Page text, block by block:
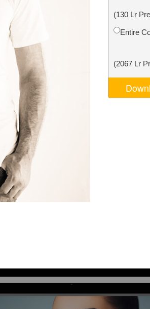
Video Editing Services
(130 Lr
Entire
(2067 Lr